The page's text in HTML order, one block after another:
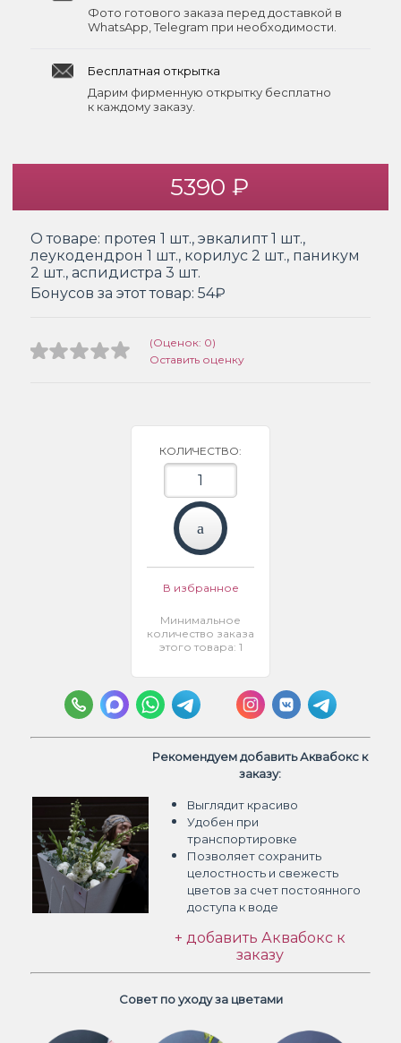
Фото готового заказа перед доставкой в
WhatsApp, Telegram при необходимости.
Бесплатная открытка
Дарим фирменную открытку бесплатно
к каждому заказу.
5390 ₽
О товаре: протея 1 шт., эвкалипт 1 шт.,
леукодендрон 1 шт., корилус 2 шт., паникум
2 шт., аспидистра 3 шт.
Бонусов за этот товар: 54₽
(Оценок: 0)
Оставить оценку
КОЛИЧЕСТВО:
В избранное
Минимальное
количество заказа
этого товара: 1
Рекомендуем добавить Аквабокс к
заказу:
Выглядит красиво
Удобен при
транспортировке
Позволяет сохранить
целостность и свежесть
цветов за счет постоянного
доступа к воде
+ добавить Аквабокс к
заказу
Совет по уходу за цветами